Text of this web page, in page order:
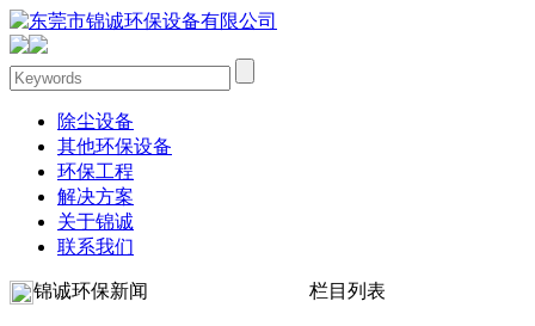
除尘设备
其他环保设备
环保工程
解决方案
关于锦诚
联系我们
锦诚环保新闻 栏目列表